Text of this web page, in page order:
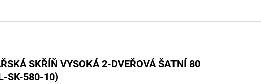
SKŘÍŇ VYSOKÁ 2-DVEŘOVÁ ŠATNÍ 80
SK-580-10)
Následující